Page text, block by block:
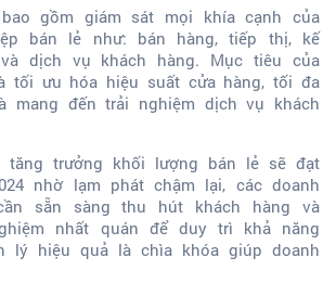
gồm giám sát mọi khía cạnh của
bán lẻ như: bán hàng, tiếp thị, kế
dịch vụ khách hàng. Mục tiêu của
tối ưu hóa hiệu suất cửa hàng, tối đa
mang đến trải nghiệm dịch vụ khách
tăng trưởng khối lượng bán lẻ sẽ đạt
nhờ lạm phát chậm lại, các doanh
sẵn sàng thu hút khách hàng và
nhất quán để duy trì khả năng
lý hiệu quả là chìa khóa giúp doanh